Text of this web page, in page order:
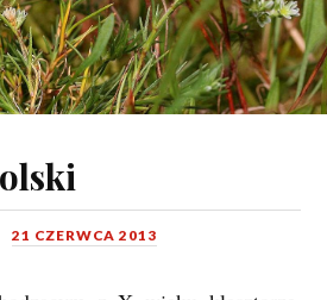
21 CZERWCA 2013